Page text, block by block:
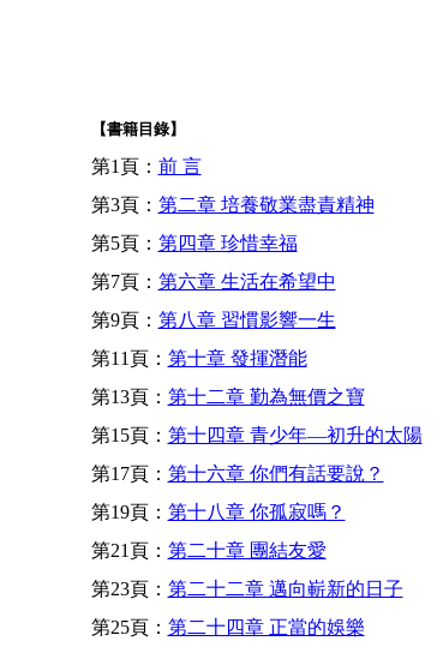
【書籍目錄】
第1頁： 前 言
第3頁： 第二章 培養敬業盡責精神
第5頁： 第四章 珍惜幸福
第7頁： 第六章 生活在希望中
第9頁： 第八章 習慣影響一生
第11頁： 第十章 發揮潛能
第13頁： 第十二章 勤為無價之寶
第15頁： 第十四章 青少年—初升的太陽
第17頁： 第十六章 你們有話要說？
第19頁： 第十八章 你孤寂嗎？
第21頁： 第二十章 團結友愛
第23頁： 第二十二章 邁向嶄新的日子
第25頁： 第二十四章 正當的娛樂